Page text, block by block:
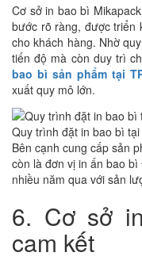
Cơ sở in bao bì
bước rõ ràng, được triển
cho khách hàng. Nhờ
tiến độ mà còn duy trì
bao bì sản phẩm tại
xuất quy mô lớn.
Quy trình đặt in bao bì
Bên cạnh cung cấp sản
còn là đơn vị in ấn bao
nhiều năm qua với sản
6. Cơ sở
cam kết